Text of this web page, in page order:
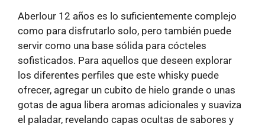
Aberlour 12 años es lo suficientemente complejo
como para disfrutarlo solo, pero también puede
servir como una base sólida para cócteles
sofisticados. Para aquellos que deseen explorar
los diferentes perfiles que este whisky puede
ofrecer, agregar un cubito de hielo grande o unas
gotas de agua libera aromas adicionales y suaviza
el paladar, revelando capas ocultas de sabores y